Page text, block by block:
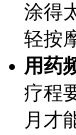
涂得
轻按
用药
疗程
月才